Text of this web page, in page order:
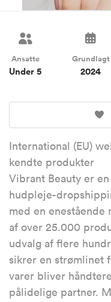
Ansatte
Under 5
Grundlagt
2024
International (EU)
kendte produkter
Vibrant Beauty er
hudpleje-
med en enestående
af over 25.000
udvalg af flere
sikrer en strømlinet
varer bliver
pålidelige partner.